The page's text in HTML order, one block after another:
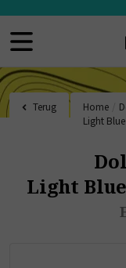
Terug Home
Light
Light